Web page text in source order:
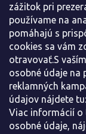
zážitok pri
používame na
pomáhajú s
cookies sa vám
otravovať.S
osobné údaje na
reklamných
údajov nájdete tu:
Viac informácií o
osobné údaje,
Kontaktujte